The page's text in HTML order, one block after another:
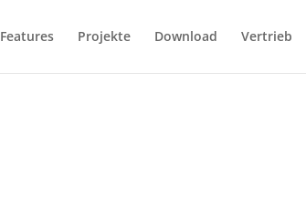
Features Projekte Download Vertrieb